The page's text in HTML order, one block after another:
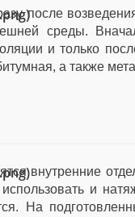
после
среды.
и только
а также
внутренние
и
На